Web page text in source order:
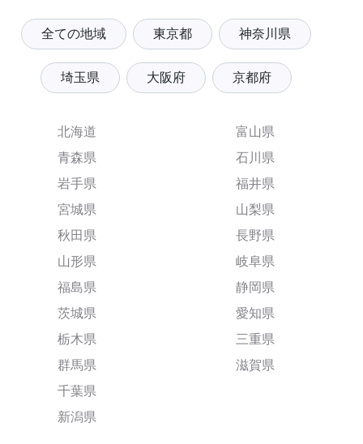
全ての地域 東京都 神奈川県
埼玉県 大阪府 京都府
北海道
青森県
岩手県
宮城県
秋田県
山形県
福島県
茨城県
栃木県
群馬県
千葉県
新潟県
富山県
石川県
福井県
山梨県
長野県
岐阜県
静岡県
愛知県
三重県
滋賀県